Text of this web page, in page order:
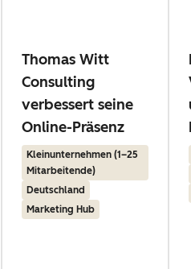
Thomas Witt
Consulting
verbessert seine
Online-Präsenz
Kleinunternehmen (1–25
Mitarbeitende)
Deutschland
Marketing Hub